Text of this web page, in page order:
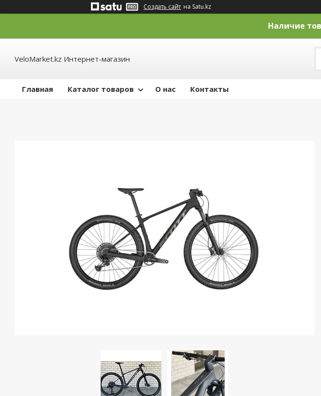
Создать сайт на Satu.kz
Наличие
VeloMarket.kz Интернет-магазин
Главная Каталог товаров О нас Контакты